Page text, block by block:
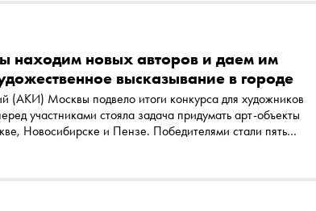
находим новых авторов и даем им
высказывание в городе
(АКИ) Москвы подвело итоги конкурса для художников
участниками стояла задача придумать арт-объекты
Новосибирске и Пензе. Победителями стали пять